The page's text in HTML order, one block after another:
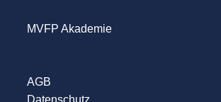
MVFP Akademie
AGB
Datenschutz